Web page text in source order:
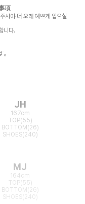
項
셔야 더 오래 예쁘게 입으실
니다.
JH
167cm
TOP(55)
BOTTOM(26)
SHOES(240)
MJ
164cm
TOP(55)
BOTTOM(26)